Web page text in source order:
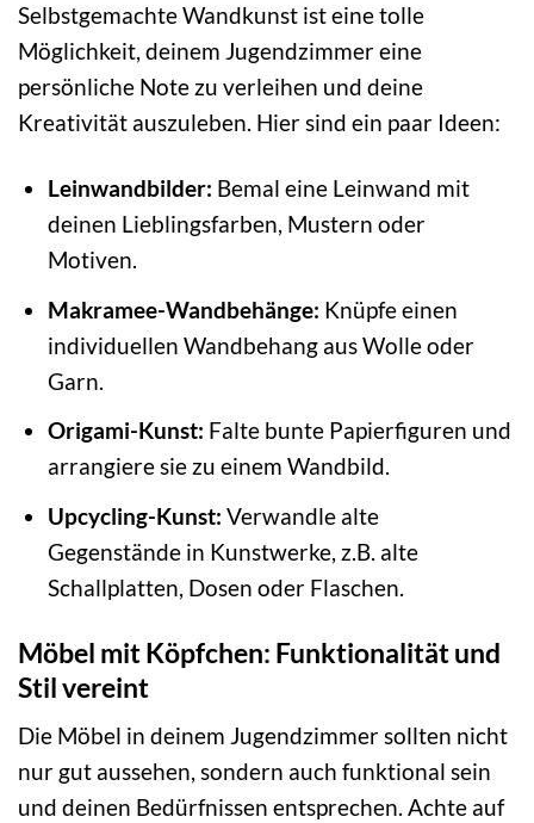
Selbstgemachte Wandkunst ist eine tolle
Möglichkeit, deinem Jugendzimmer eine
persönliche Note zu verleihen und deine
Kreativität auszuleben. Hier sind ein paar Ideen:
Leinwandbilder: Bemal eine Leinwand mit
deinen Lieblingsfarben, Mustern oder
Motiven.
Makramee-Wandbehänge: Knüpfe einen
individuellen Wandbehang aus Wolle oder
Garn.
Origami-Kunst: Falte bunte Papierfiguren und
arrangiere sie zu einem Wandbild.
Upcycling-Kunst: Verwandle alte
Gegenstände in Kunstwerke, z.B. alte
Schallplatten, Dosen oder Flaschen.
Möbel mit Köpfchen: Funktionalität und
Stil vereint
Die Möbel in deinem Jugendzimmer sollten nicht
nur gut aussehen, sondern auch funktional sein
und deinen Bedürfnissen entsprechen. Achte auf